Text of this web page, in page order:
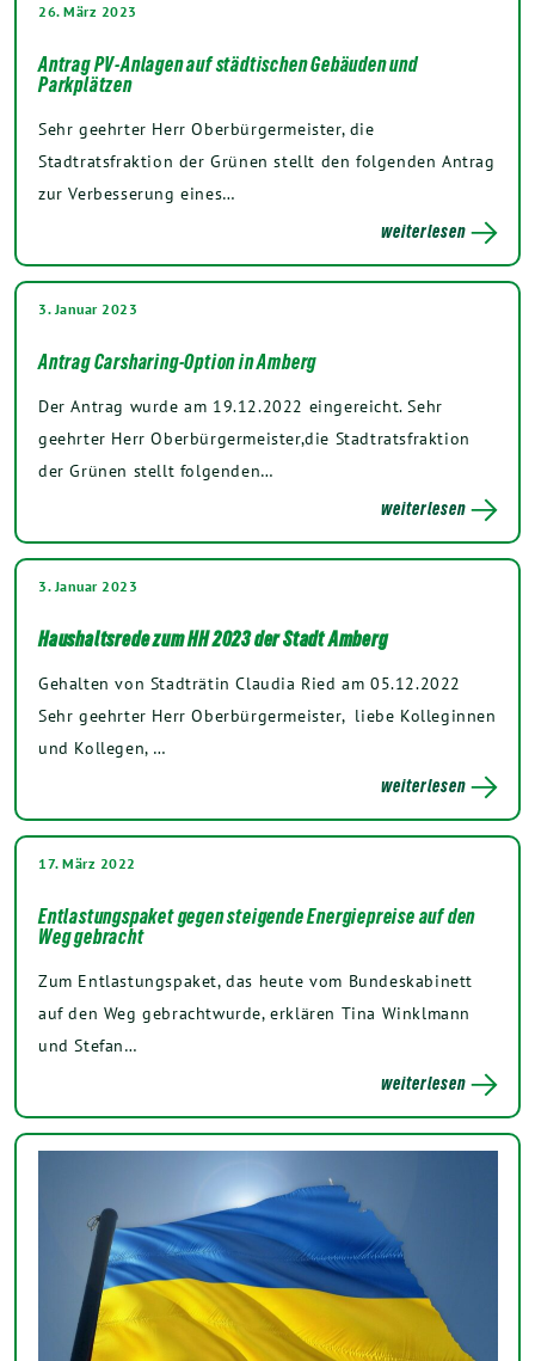
26. März 2023
Antrag PV-Anlagen auf städtischen Gebäuden und
Parkplätzen
Sehr geehrter Herr Oberbürgermeister, die
Stadtratsfraktion der Grünen stellt den folgenden Antrag
zur Verbesserung eines…
weiterlesen
3. Januar 2023
Antrag Carsharing-Option in Amberg
Der Antrag wurde am 19.12.2022 eingereicht. Sehr
geehrter Herr Oberbürgermeister,die Stadtratsfraktion
der Grünen stellt folgenden…
weiterlesen
3. Januar 2023
Haushaltsrede zum HH 2023 der Stadt Amberg
Gehalten von Stadträtin Claudia Ried am 05.12.2022
Sehr geehrter Herr Oberbürgermeister, liebe Kolleginnen
und Kollegen, …
weiterlesen
17. März 2022
Entlastungspaket gegen steigende Energiepreise auf den
Weg gebracht
Zum Entlastungspaket, das heute vom Bundeskabinett
auf den Weg gebrachtwurde, erklären Tina Winklmann
und Stefan…
weiterlesen